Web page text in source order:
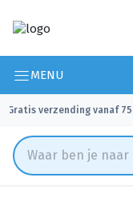
MENU
Gratis verzending vanaf